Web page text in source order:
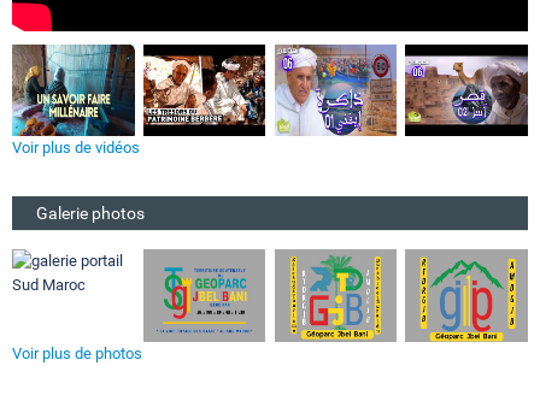
Voir plus de vidéos
Galerie photos
Voir plus de photos